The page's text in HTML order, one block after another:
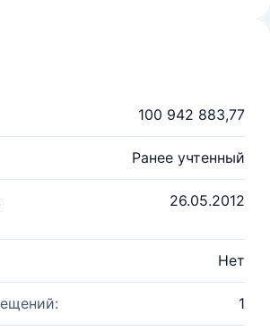
100 942 883,77
Ранее учтенный
26.05.2012
Нет
1